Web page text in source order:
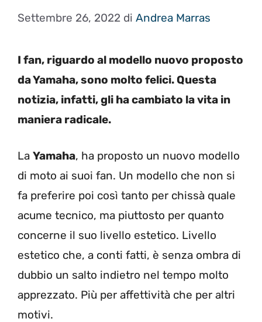
Settembre 26, 2022 di Andrea Marras
I fan, riguardo al modello nuovo proposto
da Yamaha, sono molto felici. Questa
notizia, infatti, gli ha cambiato la vita in
maniera radicale.
La Yamaha, ha proposto un nuovo modello
di moto ai suoi fan. Un modello che non si
fa preferire poi così tanto per chissà quale
acume tecnico, ma piuttosto per quanto
concerne il suo livello estetico. Livello
estetico che, a conti fatti, è senza ombra di
dubbio un salto indietro nel tempo molto
apprezzato. Più per affettività che per altri
motivi.